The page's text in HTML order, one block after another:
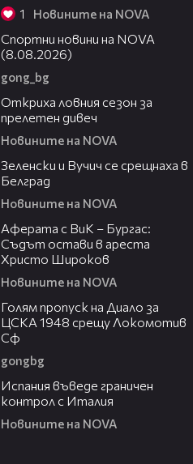
1 Новините на NOVA
Спортни новини на NOVA
(8.08.2026)
gong_bg
Откриха ловния сезон за
прелетен дивеч
Новините на NOVA
Зеленски и Вучич се срещнаха в
Белград
Новините на NOVA
Аферата с ВиК – Бургас:
Съдът остави в ареста
Христо Широков
Новините на NOVA
Голям пропуск на Диало за
ЦСКА 1948 срещу Локомотив
Сф
gongbg
Испания въведе граничен
контрол с Италия
Новините на NOVA